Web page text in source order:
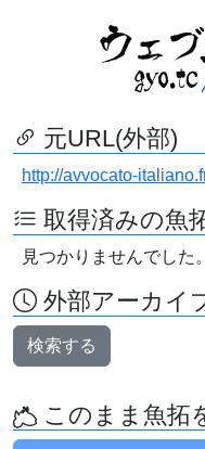
元URL(外部)
http://avvocato-
取得済みの魚
見つかりませんでした。
外部アーカイ
検索する
このまま魚拓